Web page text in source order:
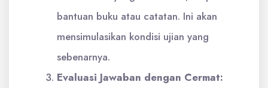
bantuan buku atau catatan. Ini akan
mensimulasikan kondisi ujian yang
sebenarnya.
Evaluasi Jawaban dengan Cermat: